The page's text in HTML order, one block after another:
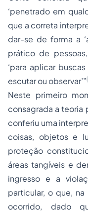
‘penetrado em
que a correta
dar-se de forma a
prático de
‘para aplicar
escutar ou observar’”
Neste primeiro
consagrada a teoria
conferiu uma
coisas, objetos e
proteção
áreas tangíveis e
ingresso e a
particular, o que,
ocorrido, dado